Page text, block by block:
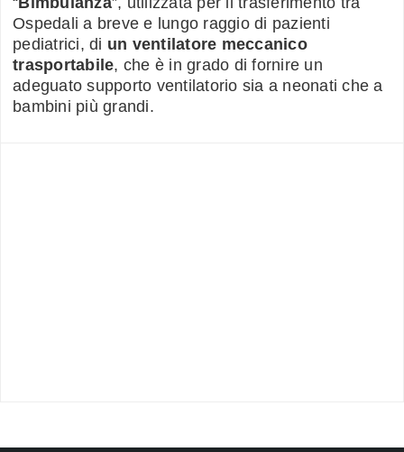
Ospedali a breve e lungo raggio di pazienti
pediatrici, di un ventilatore meccanico
trasportabile, che è in grado di fornire un
adeguato supporto ventilatorio sia a neonati che a
bambini più grandi.